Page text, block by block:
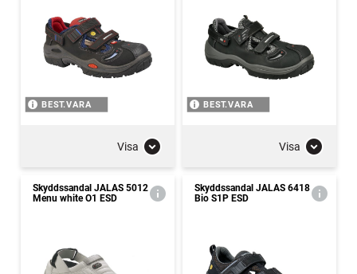
BEST.VARA
Visa
BEST.VARA
Visa
Skyddssandal JALAS 5012
Menu white O1 ESD
Skyddssandal JALAS 6418
Bio S1P ESD